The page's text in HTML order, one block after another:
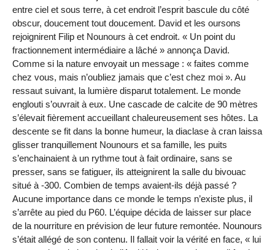
entre ciel et sous terre, à cet endroit l’esprit bascule du côté
obscur, doucement tout doucement. David et les oursons
rejoignirent Filip et Nounours à cet endroit. « Un point du
fractionnement intermédiaire a lâché » annonça David.
Comme si la nature envoyait un message : « faites comme
chez vous, mais n’oubliez jamais que c’est chez moi ». Au
ressaut suivant, la lumière disparut totalement. Le monde
englouti s’ouvrait à eux. Une cascade de calcite de 90 mètres
s’élevait fièrement accueillant chaleureusement ses hôtes. La
descente se fit dans la bonne humeur, la diaclase à cran laissa
glisser tranquillement Nounours et sa famille, les puits
s’enchainaient à un rythme tout à fait ordinaire, sans se
presser, sans se fatiguer, ils atteignirent la salle du bivouac
situé à ‑300. Combien de temps avaient-ils déjà passé ?
Aucune importance dans ce monde le temps n’existe plus, il
s’arrête au pied du P60. L’équipe décida de laisser sur place
de la nourriture en prévision de leur future remontée. Nounours
s’était allégé de son contenu. Il fallait voir la vérité en face, « lui